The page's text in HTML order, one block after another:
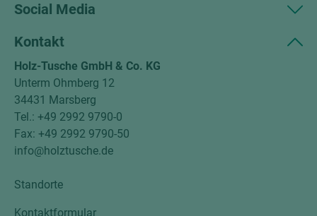
Social Media
Kontakt
Holz-Tusche GmbH & Co. KG
Unterm Ohmberg 12
34431 Marsberg
Tel.: +49 2992 9790-0
Fax: +49 2992 9790-50
info@holztusche.de
Standorte
Kontaktformular